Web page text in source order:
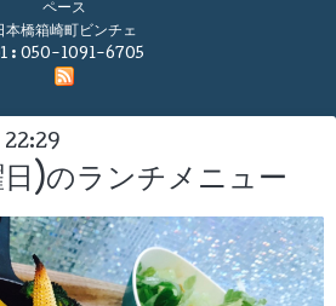
ペース
本橋箱崎町ビンチェ
: 050-1091-6705
)のランチメニュー